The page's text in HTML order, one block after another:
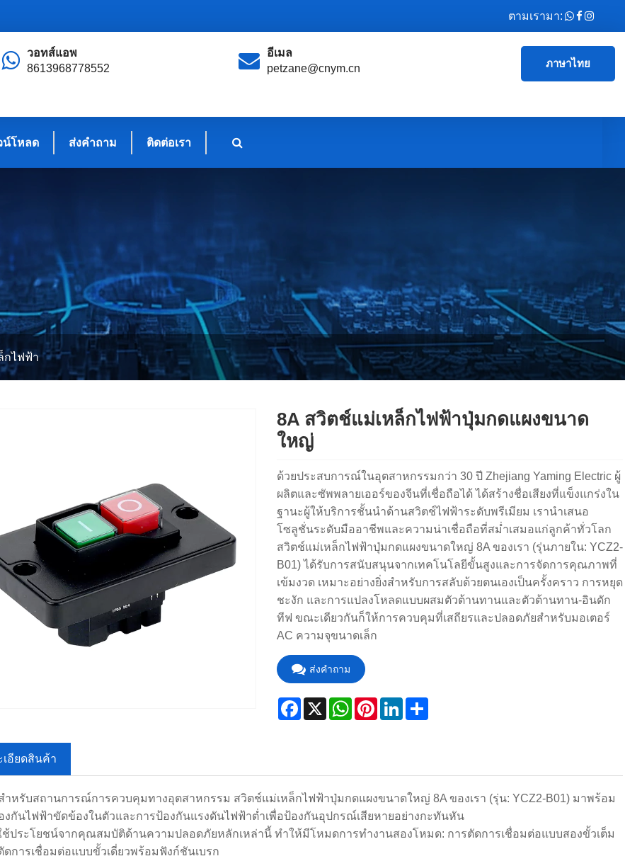
ตามเรามา:
วอทส์แอพ
8613968778552
อีเมล
petzane@cnym.cn
ภาษาไทย
น์โหลด ส่งคำถาม ติดต่อเรา
กไฟฟ้า
8A สวิตช์แม่เหล็กไฟฟ้าปุ่มกดแผงขนาด
ใหญ่
ด้วยประสบการณ์ในอุตสาหกรรมกว่า 30 ปี Zhejiang Yaming Electric ผู้
ผลิตและซัพพลายเออร์ของจีนที่เชื่อถือได้ ได้สร้างชื่อเสียงที่แข็งแกร่งใน
ฐานะผู้ให้บริการชั้นนำด้านสวิตช์ไฟฟ้าระดับพรีเมียม เรานำเสนอ
โซลูชั่นระดับมืออาชีพและความน่าเชื่อถือที่สม่ำเสมอแก่ลูกค้าทั่วโลก
สวิตช์แม่เหล็กไฟฟ้าปุ่มกดแผงขนาดใหญ่ 8A ของเรา (รุ่นภายใน: YCZ2-
B01) ได้รับการสนับสนุนจากเทคโนโลยีขั้นสูงและการจัดการคุณภาพที่
เข้มงวด เหมาะอย่างยิ่งสำหรับการสลับด้วยตนเองเป็นครั้งคราว การหยุด
ชะงัก และการแปลงโหลดแบบผสมตัวต้านทานและตัวต้านทาน-อินดัก
ทีฟ ขณะเดียวกันก็ให้การควบคุมที่เสถียรและปลอดภัยสำหรับมอเตอร์
AC ความจุขนาดเล็ก
ส่งคำถาม
Facebook
X WhatsApp
PinterestLinkedInShare
เอียดสินค้า
ำหรับสถานการณ์การควบคุมทางอุตสาหกรรม สวิตช์แม่เหล็กไฟฟ้าปุ่มกดแผงขนาดใหญ่ 8A ของเรา (รุ่น: YCZ2-B01) มาพร้อม
งกันไฟฟ้าขัดข้องในตัวและการป้องกันแรงดันไฟฟ้าต่ำเพื่อป้องกันอุปกรณ์เสียหายอย่างกะทันหัน
ช้ประโยชน์จากคุณสมบัติด้านความปลอดภัยหลักเหล่านี้ ทำให้มีโหมดการทำงานสองโหมด: การตัดการเชื่อมต่อแบบสองขั้วเต็ม
ดการเชื่อมต่อแบบขั้วเดี่ยวพร้อมฟังก์ชันเบรก